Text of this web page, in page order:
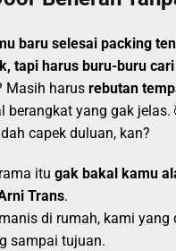
baru selesai packing
tapi harus buru-buru
Masih harus rebutan
berangkat yang gak jelas.
capek duluan, kan?
itu gak bakal kamu
Trans.
di rumah, kami yang
sampai tujuan.